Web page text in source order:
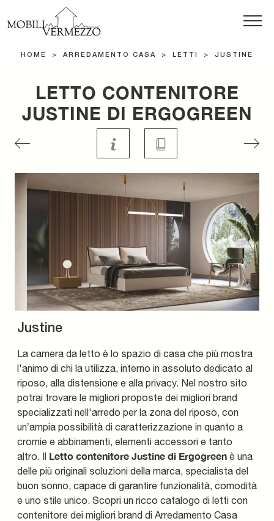
HOME > ARREDAMENTO CASA > LETTI > JUSTINE
LETTO CONTENITORE
JUSTINE DI ERGOGREEN
Justine
La camera da letto è lo spazio di casa che più mostra
l'animo di chi la utilizza, interno in assoluto dedicato al
riposo, alla distensione e alla privacy. Nel nostro sito
potrai trovare le migliori proposte dei migliori brand
specializzati nell'arredo per la zona del riposo, con
un’ampia possibilità di caratterizzazione in quanto a
cromie e abbinamenti, elementi accessori e tanto
altro. Il Letto contenitore Justine di Ergogreen è una
delle più originali soluzioni della marca, specialista del
buon sonno, capace di garantire funzionalità, comodità
e uno stile unico. Scopri un ricco catalogo di letti con
contenitore dei migliori brand di Arredamento Casa